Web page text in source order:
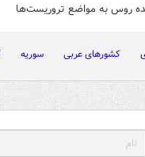
روس به مواضع تروریست‌ها
کشورهای عربی سوریه